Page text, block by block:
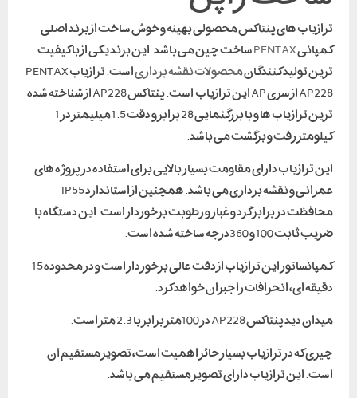
ترازیاب های پنتاکس محصولی بهینه و خوش ساخت از برند اصلی
کمپانیPENTAXساخت چین می باشد. این برند یکی از با کیفیت
ترین تولید کنندگانمحصولات نقشه برداری
است. ترازیاب PENTAX
AP228 از سری AP این ترازیاب است. پنتاکس AP228 از شناخته شده
ترین ترازیاب ها و با بزرگنمایی 28 برابر و دقت 1.5 میلیمتر در 1
کیلومتر رفت و برگشت می باشد.
این ترازیاب دارای مقاومت بسیار بالایی برای استفاده در پروژه های
عمرانی و نقشه برداری می باشد. همچنین از استاندارد IP55
محافظت در برابر گرد و غبار و رطوبت برخوردار است. این دستگاه با
ضریب ثابت 100 و 360درجه ساخته شده است.
کمپانساتور این ترازیاب از دقت عالی برخوردار است و در محدوده 15
دقیقه ای، انحرافات را جبران خواهد کرد.
میدان دید پنتاکس AP228 در 100متر برابر با 2.3 متر است.
چیزی که در ترازیاب بسیار حائز اهمیت است، تصویر مستقیم آن
است. این ترازیاب دارای تصویر مستقیم می باشد.